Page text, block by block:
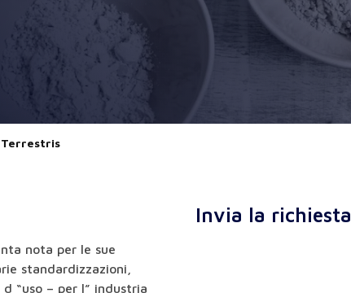
nota per le sue
standardizzazioni,
“uso – per l” industria
Invia la richiesta